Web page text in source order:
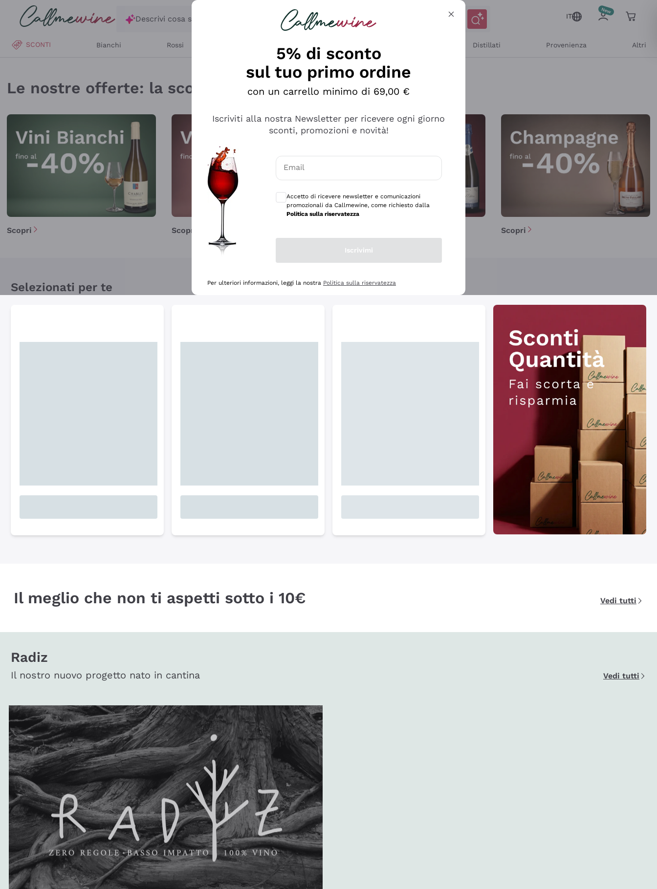
Salta al contenuto principale
Descrivi cosa stai cercando
IT
SCONTI Bianchi Rossi Distillati Provenienza Altri
Callmewine: Vendita Vino Online, Enoteca e Shop Online
Le nostre offerte: la scorta perfetta inizia da qui!
Scopri Scopri Scopri
Selezionati per te
Il meglio che non ti aspetti sotto i 10€ Vedi tutti
Radiz
Il nostro nuovo progetto nato in cantina Vedi tutti
5% di sconto
sul tuo primo ordine
con un carrello minimo di 69,00 €
Iscriviti alla nostra Newsletter per ricevere ogni giorno
sconti, promozioni e novità!
Email
Consensi opzionali per ricevere comunicazioni e offerte personalizzate
Accetto di ricevere newsletter e comunicazioni
promozionali da Callmewine, come richiesto dalla
Politica sulla riservatezza
Iscrivimi
Per ulteriori informazioni, leggi la nostra Politica sulla riservatezza